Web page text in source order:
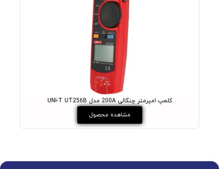
کلمپ امپرمتر چنگالی 200A مدل UNI-T UT256B
مشاهده محصول